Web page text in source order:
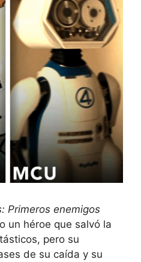
Primeros enemigos
un héroe que salvó la
pero su
de su caída y su